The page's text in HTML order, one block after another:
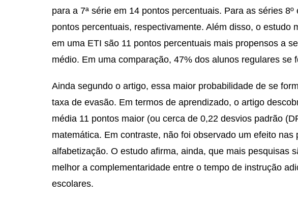
para a 7ª série em 14 pontos percentuais. Para as séries
pontos percentuais, respectivamente. Além disso, o estudo
em uma ETI são 11 pontos percentuais mais propensos a
médio. Em uma comparação, 47% dos alunos regulares se
Ainda segundo o artigo, essa maior probabilidade de se
taxa de evasão. Em termos de aprendizado, o artigo
média 11 pontos maior (ou cerca de 0,22 desvios padrão
matemática. Em contraste, não foi observado um efeito nas
alfabetização. O estudo afirma, ainda, que mais pesquisas
melhor a complementaridade entre o tempo de instrução
escolares.